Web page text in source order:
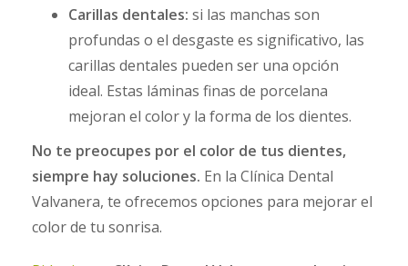
Carillas dentales: si las manchas son
profundas o el desgaste es significativo, las
carillas dentales pueden ser una opción
ideal. Estas láminas finas de porcelana
mejoran el color y la forma de los dientes.
No te preocupes por el color de tus dientes,
siempre hay soluciones. En la Clínica Dental
Valvanera, te ofrecemos opciones para mejorar el
color de tu sonrisa.